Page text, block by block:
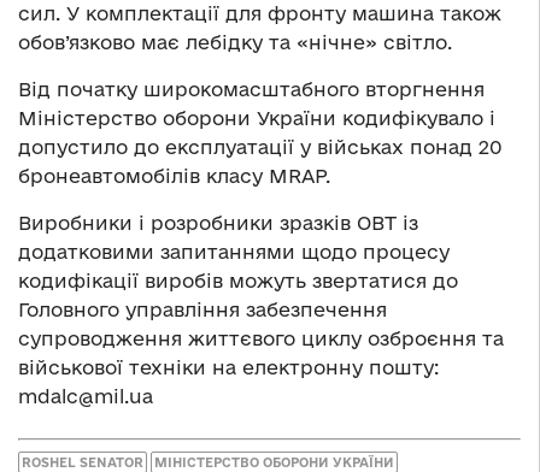
сил. У комплектації для фронту машина також
обов’язково має лебідку та «нічне» світло.
Від початку широкомасштабного вторгнення
Міністерство оборони України кодифікувало і
допустило до експлуатації у військах понад 20
бронеавтомобілів класу MRAP.
Виробники і розробники зразків ОВТ із
додатковими запитаннями щодо процесу
кодифікації виробів можуть звертатися до
Головного управління забезпечення
супроводження життєвого циклу озброєння та
військової техніки на електронну пошту:
mdalc@mil.ua
ROSHEL SENATOR МІНІСТЕРСТВО ОБОРОНИ УКРАЇНИ